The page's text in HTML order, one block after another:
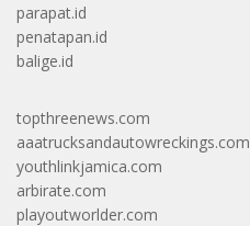
parapat.id
penatapan.id
balige.id
topthreenews.com
aaatrucksandautowreckings.com
youthlinkjamica.com
arbirate.com
playoutworlder.com